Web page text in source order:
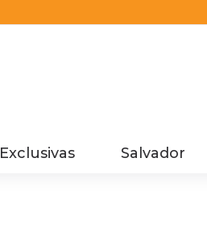
Exclusivas Salvador